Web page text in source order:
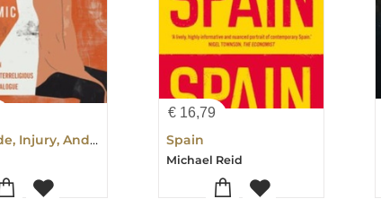
Gratitude, Injury, And Repair In A Pandemic Age
€16,79
Spain
Michael Reid